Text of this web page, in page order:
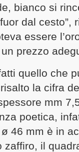
bianco si
dal cesto”,
essere
prezzo
quello che
la cifra
mm
poetica,
46 mm è in
zaffiro, il